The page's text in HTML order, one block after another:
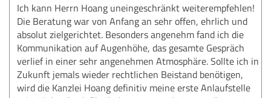
Ich kann Herrn Hoang uneingeschränkt weiterempfehlen!
Die Beratung war von Anfang an sehr offen, ehrlich und
absolut zielgerichtet. Besonders angenehm fand ich die
Kommunikation auf Augenhöhe, das gesamte Gespräch
verlief in einer sehr angenehmen Atmosphäre. Sollte ich in
Zukunft jemals wieder rechtlichen Beistand benötigen,
wird die Kanzlei Hoang definitiv meine erste Anlaufstelle